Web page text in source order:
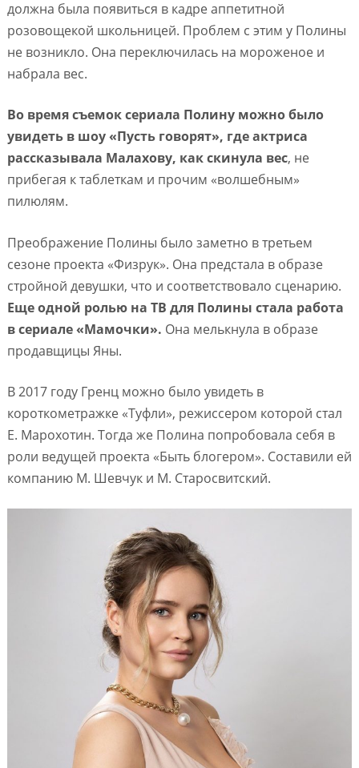
должна была появиться в кадре аппетитной
розовощекой школьницей. Проблем с этим у Полины
не возникло. Она переключилась на мороженое и
набрала вес.
Во время съемок сериала Полину можно было
увидеть в шоу «Пусть говорят», где актриса
рассказывала Малахову, как скинула вес, не
прибегая к таблеткам и прочим «волшебным»
пилюлям.
Преображение Полины было заметно в третьем
сезоне проекта «Физрук». Она предстала в образе
стройной девушки, что и соответствовало сценарию.
Еще одной ролью на ТВ для Полины стала работа
в сериале «Мамочки». Она мелькнула в образе
продавщицы Яны.
В 2017 году Гренц можно было увидеть в
короткометражке «Туфли», режиссером которой стал
Е. Марохотин. Тогда же Полина попробовала себя в
роли ведущей проекта «Быть блогером». Составили ей
компанию М. Шевчук и М. Старосвитский.